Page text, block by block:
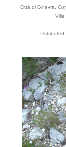
Città di Ginevra,
Ville
Distributed